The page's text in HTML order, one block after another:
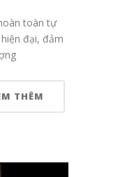
toàn tự
đại, đảm
THÊM